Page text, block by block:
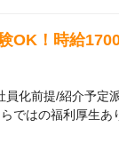
OK！時給
員化前提/紹介予
ではの福利厚生